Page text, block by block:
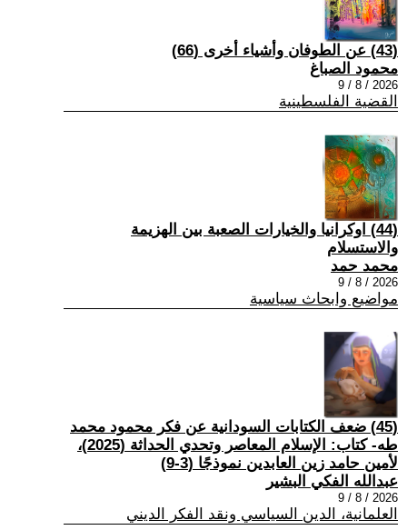
(43) عن الطوفان وأشياء أخرى (66)
محمود الصباغ
2026 / 8 / 9
القضية الفلسطينية
(44) اوكرانيا والخيارات الصعبة بين الهزيمة
والاستسلام
محمد حمد
2026 / 8 / 9
مواضيع وابحاث سياسية
(45) ضعف الكتابات السودانية عن فكر محمود محمد
طه- كتاب: الإسلام المعاصر وتحدي الحداثة (2025)،
لأمين حامد زين العابدين نموذجًا (3-9)
عبدالله الفكي البشير
2026 / 8 / 9
العلمانية، الدين السياسي ونقد الفكر الديني